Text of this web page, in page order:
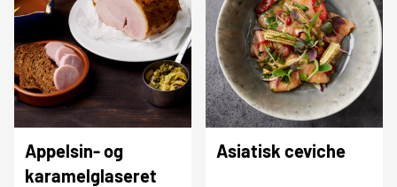
Appelsin- og
karamelglaseret
Asiatisk ceviche